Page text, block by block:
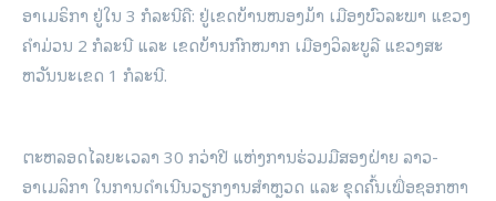
ອາເມຣິກາ ຢູ່ໃນ 3 ກໍລະນີຄື: ຢູ່ເຂດບ້ານໜອງມ້າ ເມືອງບົວລະພາ ແຂວງ
ຄໍາມ່ວນ 2 ກໍລະນີ ແລະ ເຂດບ້ານກົກໝາກ ເມືອງວິລະບູລີ ແຂວງສະ
ຫວັນນະເຂດ 1 ກໍລະນີ.
ຕະຫລອດໄລຍະເວລາ 30 ກວ່າປີ ແຫ່ງການຮ່ວມມືສອງຝ່າຍ ລາວ-
ອາເມລິກາ ໃນການດໍາເນີນວຽກງານສໍາຫຼວດ ແລະ ຂຸດຄົ້ນເພື່ອຊອກຫາ